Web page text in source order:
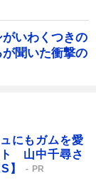
いわくつきの
聞いた衝撃の
にもガムを愛
ト 山中千尋さ
】
PR